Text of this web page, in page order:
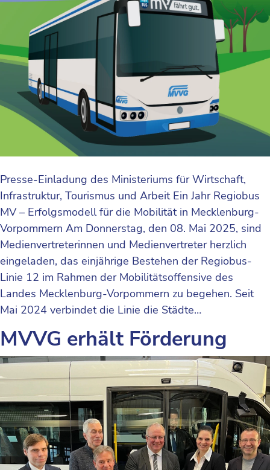
Presse-Einladung des Ministeriums für Wirtschaft,
Infrastruktur, Tourismus und Arbeit Ein Jahr Regiobus
MV – Erfolgsmodell für die Mobilität in Mecklenburg-
Vorpommern Am Donnerstag, den 08. Mai 2025, sind
Medienvertreterinnen und Medienvertreter herzlich
eingeladen, das einjährige Bestehen der Regiobus-
Linie 12 im Rahmen der Mobilitäts­offensive des
Landes Mecklenburg-Vorpommern zu begehen. Seit
Mai 2024 verbindet die Linie die Städte…
MVVG erhält Förderung